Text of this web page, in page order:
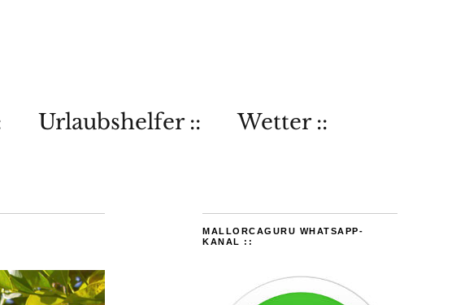
Urlaubshelfer :: Wetter ::
MALLORCAGURU WHATSAPP-
KANAL ::